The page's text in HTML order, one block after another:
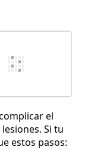
el
Si tu
estos pasos: